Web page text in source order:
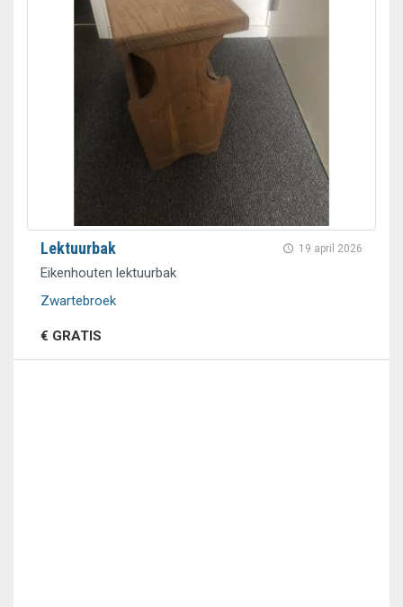
19 april 2026
Lektuurbak
Eikenhouten lektuurbak
Zwartebroek
€ GRATIS